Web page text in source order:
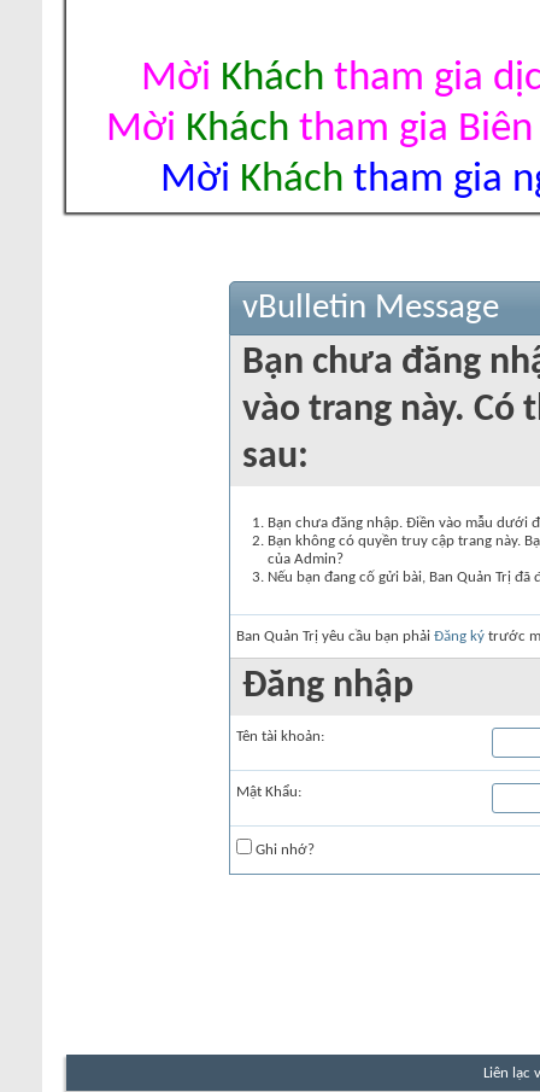
Mời Khách tham gia
Mời Khách tham gia
Mời Khách tham gia
vBulletin Message
Bạn chưa đăng
vào trang này. Có
sau:
Bạn chưa đăng nhập. Điền vào mẫu dưới
Bạn không có quyền truy cập trang này.
của Admin?
Nếu bạn đang cố gửi bài, Ban Quản Trị
Ban Quản Trị yêu cầu bạn phải Đăng ký trước
Đăng nhập
Tên tài khoản:
Mật Khẩu:
Ghi nhớ?
Liên lạc